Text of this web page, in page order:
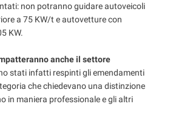
non potranno guidare autoveicoli
a 75 KW/t e autovetture con
KW.
anche il settore
stati infatti respinti gli emendamenti
che chiedevano una distinzione
in maniera professionale e gli altri